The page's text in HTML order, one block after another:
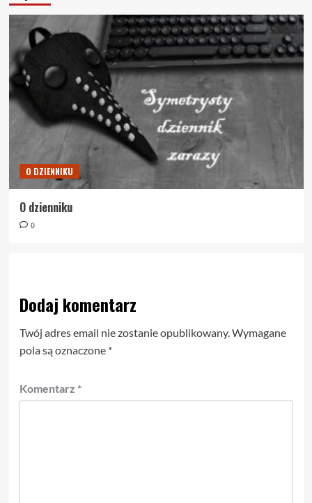
O DZIENNIKU
O dzienniku
0
Dodaj komentarz
Twój adres email nie zostanie opublikowany.Wymagane
pola są oznaczone *
Komentarz *